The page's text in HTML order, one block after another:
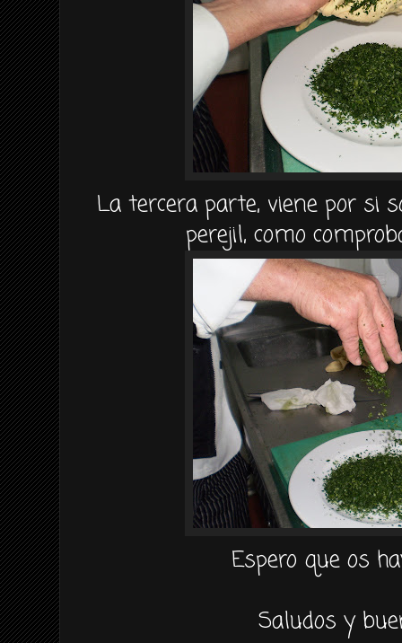
La tercera parte, viene por si
perejil, como
Espero que os
Saludos y